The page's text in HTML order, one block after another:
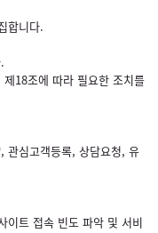
합니다.
18조에 따라 필요한 조치를
관심고객등록, 상담요청, 유
이트 접속 빈도 파악 및 서비